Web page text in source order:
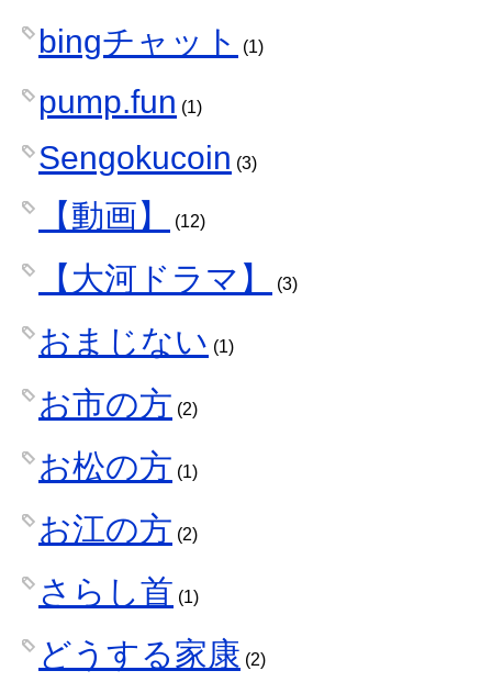
bingチャット (1)
pump.fun (1)
Sengokucoin (3)
【動画】 (12)
【大河ドラマ】 (3)
おまじない (1)
お市の方 (2)
お松の方 (1)
お江の方 (2)
さらし首 (1)
どうする家康 (2)